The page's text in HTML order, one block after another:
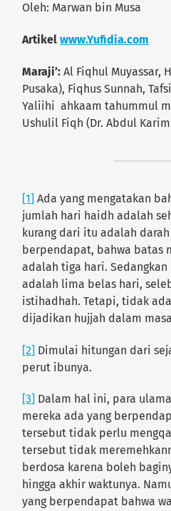
Oleh: Marwan bin Musa
Artikelwww.Yufidia.com
Maraji’: Al Fiqhul Muyassar,
Pusaka), Fiqhus Sunnah,
Yaliihi ahkaam tahummul
Ushulil Fiqh (Dr. Abdul
[1] Ada yang mengatakan
jumlah hari haidh adalah
kurang dari itu adalah
berpendapat, bahwa batas
adalah tiga hari.
adalah lima belas hari,
istihadhah. Tetapi, tidak
dijadikan hujjah dalam
[2] Dimulai hitungan dari
perut ibunya.
[3] Dalam hal ini, para
mereka ada yang
tersebut tidak perlu
tersebut tidak
berdosa karena boleh
hingga akhir waktunya.
yang berpendapat bahwa